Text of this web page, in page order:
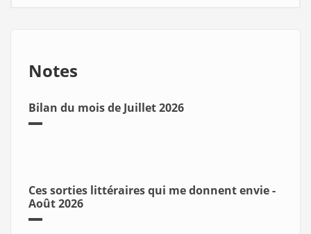
Notes
Bilan du mois de Juillet 2026
Ces sorties littéraires qui me donnent envie -
Août 2026